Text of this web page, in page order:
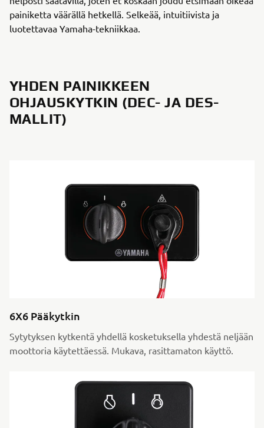
painiketta väärällä hetkellä. Selkeää, intuitiivista ja
luotettavaa Yamaha-tekniikkaa.
YHDEN PAINIKKEEN
OHJAUSKYTKIN (DEC- JA DES-
MALLIT)
6X6 Pääkytkin
Sytytyksen kytkentä yhdellä kosketuksella yhdestä neljään
moottoria käytettäessä. Mukava, rasittamaton käyttö.